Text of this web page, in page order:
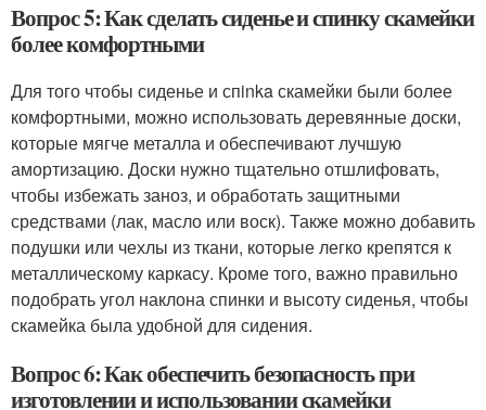
Вопрос 5: Как сделать сиденье и спинку скамейки
более комфортными
Для того чтобы сиденье и спinka скамейки были более
комфортными, можно использовать деревянные доски,
которые мягче металла и обеспечивают лучшую
амортизацию. Доски нужно тщательно отшлифовать,
чтобы избежать заноз, и обработать защитными
средствами (лак, масло или воск). Также можно добавить
подушки или чехлы из ткани, которые легко крепятся к
металлическому каркасу. Кроме того, важно правильно
подобрать угол наклона спинки и высоту сиденья, чтобы
скамейка была удобной для сидения.
Вопрос 6: Как обеспечить безопасность при
изготовлении и использовании скамейки